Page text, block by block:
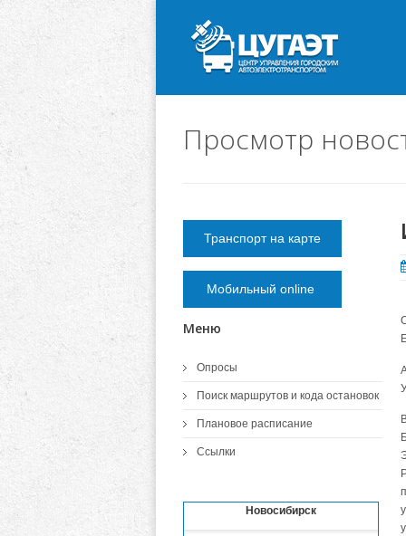
Просмотр
Транспорт на карте
Мобильный online
Меню
Опросы
Поиск маршрутов и кода остановок
Плановое расписание
Ссылки
Новосибирск